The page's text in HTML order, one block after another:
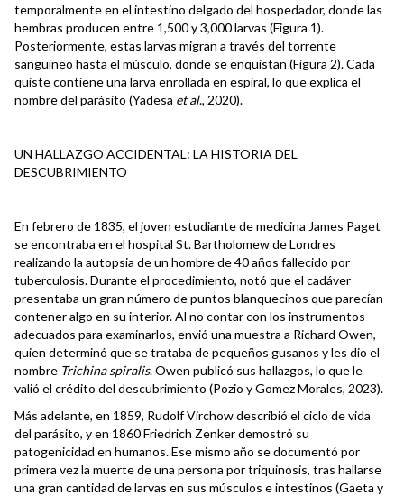
temporalmente en el intestino delgado del hospedador, donde las
hembras producen entre 1,500 y 3,000 larvas (Figura 1).
Posteriormente, estas larvas migran a través del torrente
sanguíneo hasta el músculo, donde se enquistan (Figura 2). Cada
quiste contiene una larva enrollada en espiral, lo que explica el
nombre del parásito (Yadesa et al., 2020).
UN HALLAZGO ACCIDENTAL: LA HISTORIA DEL
DESCUBRIMIENTO
En febrero de 1835, el joven estudiante de medicina James Paget
se encontraba en el hospital St. Bartholomew de Londres
realizando la autopsia de un hombre de 40 años fallecido por
tuberculosis. Durante el procedimiento, notó que el cadáver
presentaba un gran número de puntos blanquecinos que parecían
contener algo en su interior. Al no contar con los instrumentos
adecuados para examinarlos, envió una muestra a Richard Owen,
quien determinó que se trataba de pequeños gusanos y les dio el
nombre Trichina spiralis. Owen publicó sus hallazgos, lo que le
valió el crédito del descubrimiento (Pozio y Gomez Morales, 2023).
Más adelante, en 1859, Rudolf Virchow describió el ciclo de vida
del parásito, y en 1860 Friedrich Zenker demostró su
patogenicidad en humanos. Ese mismo año se documentó por
primera vez la muerte de una persona por triquinosis, tras hallarse
una gran cantidad de larvas en sus músculos e intestinos (Gaeta y